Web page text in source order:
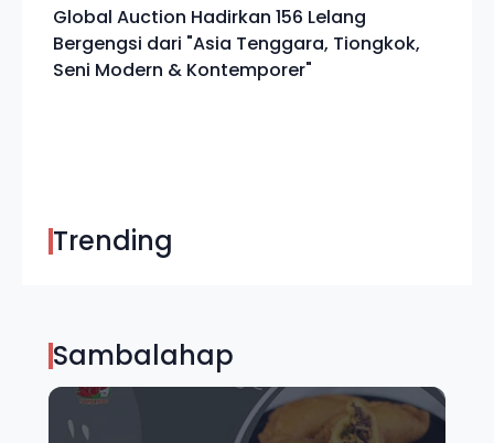
Global Auction Hadirkan 156 Lelang
Bergengsi dari "Asia Tenggara, Tiongkok,
Seni Modern & Kontemporer"
Trending
Sambalahap